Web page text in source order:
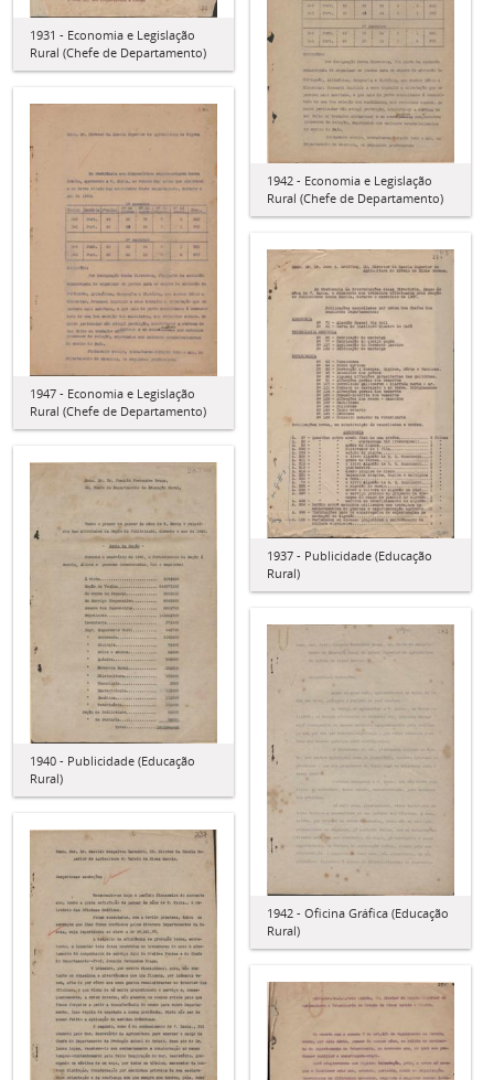
1931 - Economia e Legislação
Rural (Chefe de Departamento)
1942 - Economia e Legislação
Rural (Chefe de Departamento)
1947 - Economia e Legislação
Rural (Chefe de Departamento)
1937 - Publicidade (Educação
Rural)
1940 - Publicidade (Educação
Rural)
1942 - Oficina Gráfica (Educação
Rural)